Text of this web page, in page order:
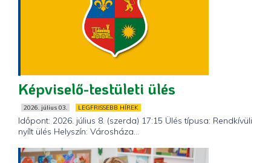
Képviselő-testületi ülés
2026. július 03. LEGFRISSEBB HÍREK
Időpont: 2026. július 8. (szerda) 17:15 Ülés típusa: Rendkívüli
nyílt ülés Helyszín: Városháza...